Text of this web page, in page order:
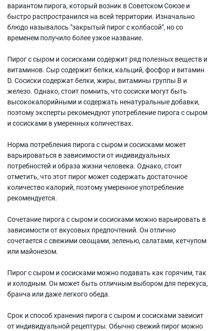
вариантом пирога, который возник в Советском Союзе и
быстро распространился на всей территории. Изначально
блюдо называлось "закрытый пирог с колбасой", но со
временем получило более узкое название.
Пирог с сыром и сосисками содержит ряд полезных веществ и
витаминов. Сыр содержит белки, кальций, фосфор и витамин
D. Сосиски содержат белки, жиры, витамины группы В и
железо. Однако, стоит помнить, что сосиски могут быть
высококалорийными и содержать ненатуральные добавки,
поэтому эксперты рекомендуют употребление пирога с сыром
и сосисками в умеренных количествах.
Норма потребления пирога с сыром и сосисками может
варьироваться в зависимости от индивидуальных
потребностей и образа жизни человека. Однако, стоит
отметить, что этот пирог может содержать достаточное
количество калорий, поэтому умеренное употребление
рекомендуется.
Сочетание пирога с сыром и сосисками можно варьировать в
зависимости от вкусовых предпочтений. Он отлично
сочетается с свежими овощами, зеленью, салатами, кетчупом
или майонезом.
Пирог с сыром и сосисками можно подавать как горячим, так
и холодным. Он может быть отличным выбором для перекуса,
бранча или даже легкого обеда.
Срок и способ хранения пирога с сыром и сосисками зависит
от индивидуальной рецептуры. Обычно свежий пирог можно